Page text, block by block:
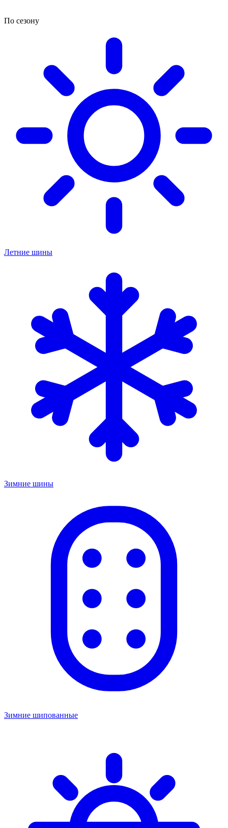
По сезону
Летние шины
Зимние шины
Зимние шипованные